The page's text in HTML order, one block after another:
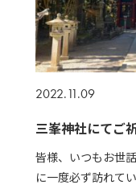
2022.11.09
三峯神社にてご
皆様、いつもお世
に一度必ず訪れて